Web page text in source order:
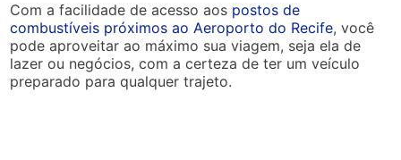
Com a facilidade de acesso aos postos de
combustíveis próximos ao Aeroporto do Recife, você
pode aproveitar ao máximo sua viagem, seja ela de
lazer ou negócios, com a certeza de ter um veículo
preparado para qualquer trajeto.